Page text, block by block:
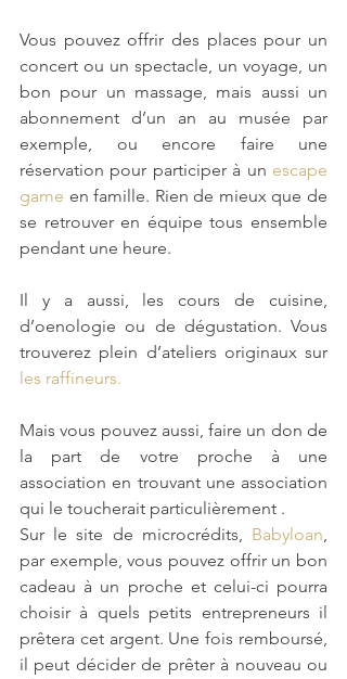
Vous pouvez offrir des places pour un
concert ou un spectacle, un voyage, un
bon pour un massage, mais aussi un
abonnement d’un an au musée par
exemple, ou encore faire une
réservation pour participer à un escape
game en famille. Rien de mieux que de
se retrouver en équipe tous ensemble
pendant une heure.
Il y a aussi, les cours de cuisine,
d’oenologie ou de dégustation. Vous
les raffineurs.
Mais vous pouvez aussi, faire un don de
la part de votre proche à une
association en trouvant une association
qui le toucherait particulièrement .
Sur le site de microcrédits, Babyloan,
par exemple, vous pouvez offrir un bon
cadeau à un proche et celui-ci pourra
choisir à quels petits entrepreneurs il
prêtera cet argent. Une fois remboursé,
il peut décider de prêter à nouveau ou